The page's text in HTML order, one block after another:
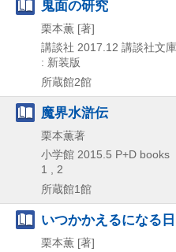
鬼面の研究
栗本薫 [著]
講談社 2017.12 講談社文
: 新装版
所蔵館2館
魔界水滸伝
栗本薫著
小学館 2015.5 P+D books
1 , 2
所蔵館1館
いつかかえるになる
栗本薫 [著]